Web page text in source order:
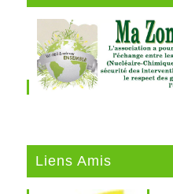
Liens Amis